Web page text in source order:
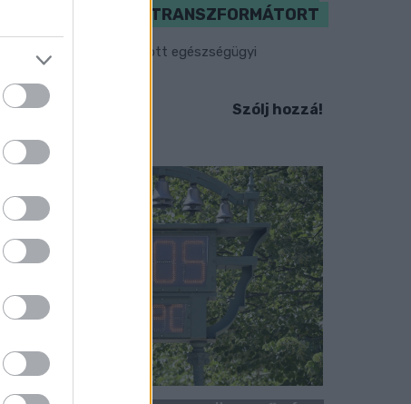
MEGHIBÁSODOTT TRANSZFORMÁTORT
Megkezdték az elhalasztott egészségügyi
Szólj hozzá!